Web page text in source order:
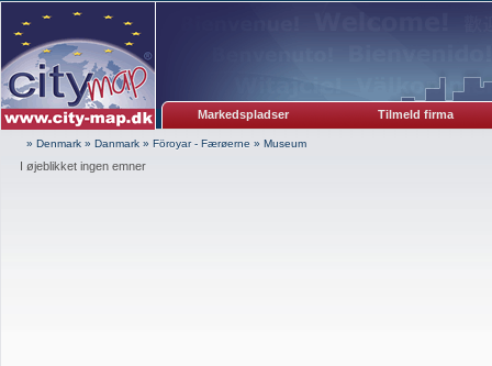
Markedspladser Tilmeld firma
» Denmark » Danmark » Föroyar - Færøerne » Museum
I øjeblikket ingen emner